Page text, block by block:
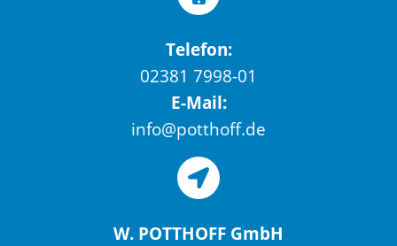
Telefon:
02381 7998-01
E-Mail:
info@potthoff.de
W. POTTHOFF GmbH